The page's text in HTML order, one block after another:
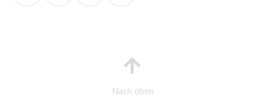
Nach oben